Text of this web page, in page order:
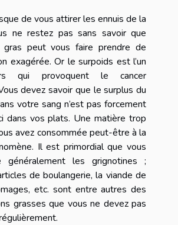
de vous attirer les ennuis de la
ne restez pas sans savoir que
gras peut vous faire prendre de
exagérée. Or le surpoids est l’un
qui provoquent le cancer
devez savoir que le surplus du
votre sang n’est pas forcement
dans vos plats. Une matière trop
avez consommée peut-être à la
Il est primordial que vous
généralement les grignotines ;
de boulangerie, la viande de
etc. sont entre autres des
grasses que vous ne devez pas